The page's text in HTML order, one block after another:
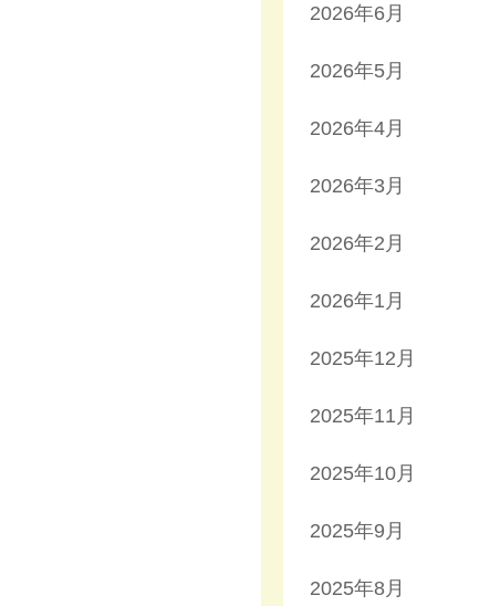
2026年6月
2026年5月
2026年4月
2026年3月
2026年2月
2026年1月
2025年12月
2025年11月
2025年10月
2025年9月
2025年8月